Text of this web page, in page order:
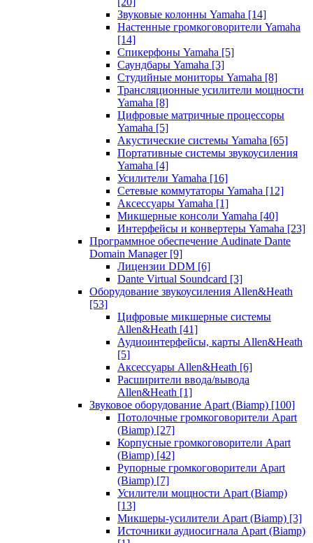
Звуковые колонны Yamaha [14]
Настенные громкоговорители Yamaha
[14]
Спикерфоны Yamaha [5]
Саундбары Yamaha [3]
Студийные мониторы Yamaha [8]
Трансляционные усилители мощности
Yamaha [8]
Цифровые матричные процессоры
Yamaha [5]
Акустические системы Yamaha [65]
Портативные системы звукоусиления
Yamaha [4]
Усилители Yamaha [16]
Сетевые коммутаторы Yamaha [12]
Аксессуары Yamaha [1]
Микшерные консоли Yamaha [40]
Интерфейсы и конвертеры Yamaha [23]
Программное обеспечение Audinate Dante
Domain Manager [9]
Лицензии DDM [6]
Dante Virtual Soundcard [3]
Оборудование звукоусиления Allen&Heath
[53]
Цифровые микшерные системы
Allen&Heath [41]
Аудиоинтерфейсы, карты Allen&Heath
[5]
Аксессуары Allen&Heath [6]
Расширители ввода/вывода
Allen&Heath [1]
Звуковое оборудование Apart (Biamp) [100]
Потолочные громкоговорители Apart
(Biamp) [27]
Корпусные громкоговорители Apart
(Biamp) [42]
Рупорные громкоговорители Apart
(Biamp) [7]
Усилители мощности Apart (Biamp)
[13]
Микшеры-усилители Apart (Biamp) [3]
Источники аудиосигнала Apart (Biamp)